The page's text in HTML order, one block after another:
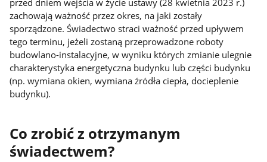
przed dniem wejścia w życie ustawy (28 kwietnia 2023 r.)
zachowają ważność przez okres, na jaki zostały
sporządzone. Świadectwo straci ważność przed upływem
tego terminu, jeżeli zostaną przeprowadzone roboty
budowlano-instalacyjne, w wyniku których zmianie ulegnie
charakterystyka energetyczna budynku lub części budynku
(np. wymiana okien, wymiana źródła ciepła, docieplenie
budynku).
Co zrobić z otrzymanym
świadectwem?